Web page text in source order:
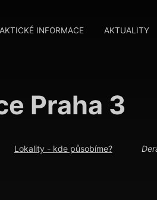
INFORMACE AKTUALITY
Praha 3
Lokality - kde působíme?